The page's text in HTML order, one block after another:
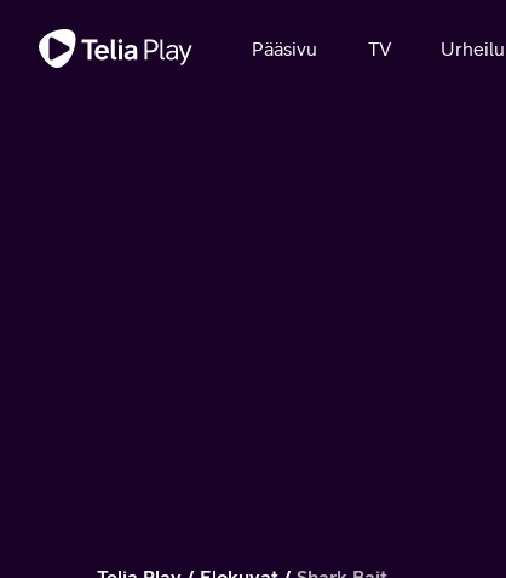
Pääsivu TV Urheilu